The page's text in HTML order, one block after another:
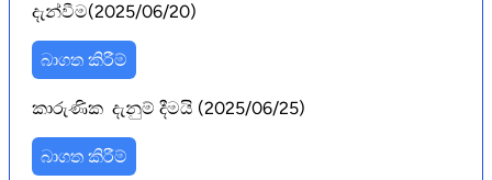
දැන්වීම(2025/06/20)
බාගත කිරීම්
කාරුණික දැනුම් දීමයි (2025/06/25)
බාගත කිරීම්